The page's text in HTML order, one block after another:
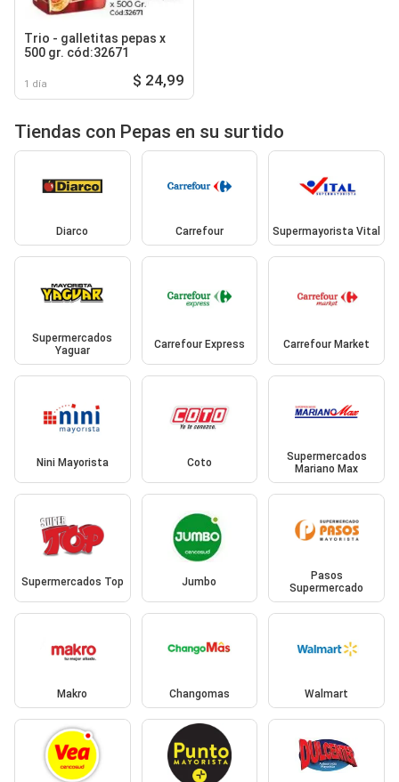
Trio - galletitas pepas x
500 gr. cód:32671
1 día $ 24,99
Tiendas con Pepas en su surtido
Diarco Carrefour Supermayorista Vital
Supermercados
Yaguar
Carrefour Express Carrefour Market
Nini Mayorista Coto
Supermercados
Mariano Max
Supermercados Top Jumbo
Pasos
Supermercado
Makro Changomas Walmart